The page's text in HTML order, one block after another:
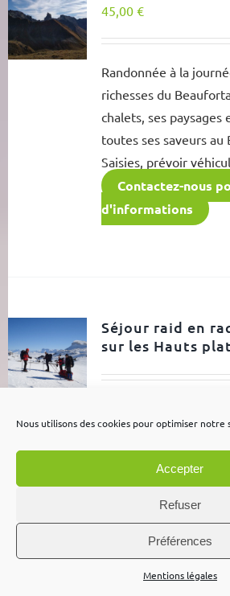
Nous utilisons des cookies pour optimiser
Accepter
Refuser
Préférences
Mentions légales
45,00 €
Randonnée à la
richesses du
chalets, ses
toutes ses saveurs
Saisies, prévoir
Contactez-nous
d'informations
Séjour raid en
sur les Hauts
autonomie sur les
Vercors. Du raid
grande traversée des
Vercors. Venez vivre
au cœur des
traversée du Vercors